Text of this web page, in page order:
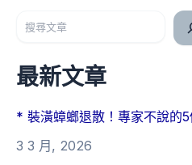
最新文章
* 裝潢蟑螂退散！專家不說的5
3 3 月, 2026